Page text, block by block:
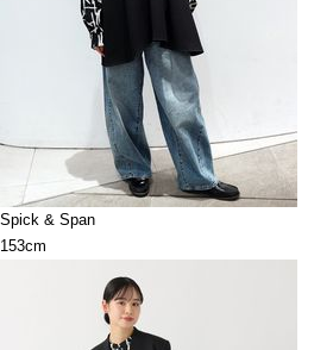
Spick & Span
153cm